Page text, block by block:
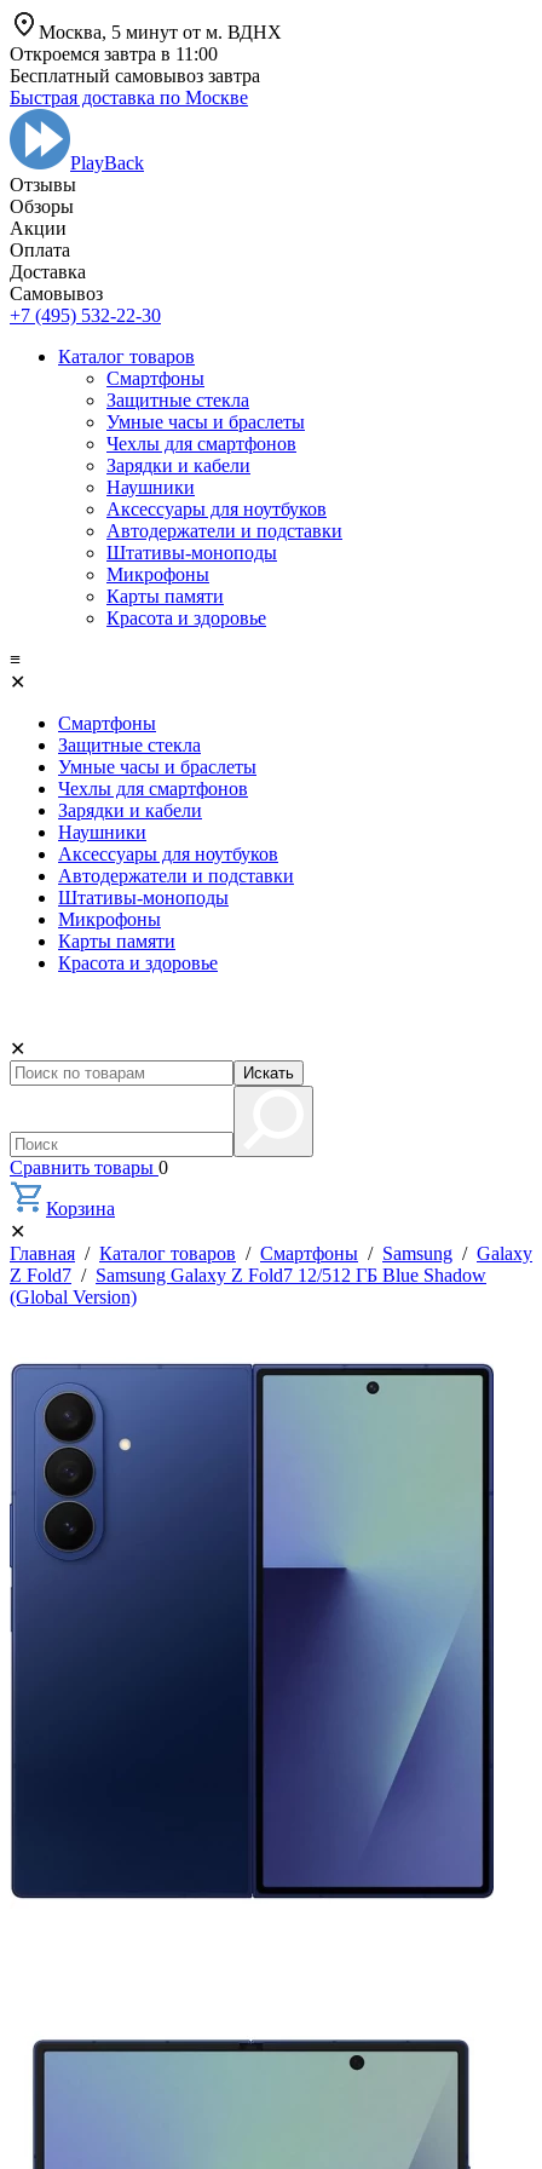
Москва, 5 минут от м. ВДНХ
Откроемся завтра в 11:00
Бесплатный самовывоз завтра
Быстрая доставка по Москве
PlayBack
Отзывы
Обзоры
Aкции
Оплата
Доставка
Самовывоз
+7 (495) 532-22-30
Каталог товаров
Смартфоны
Защитные стекла
Умные часы и браслеты
Чехлы для смартфонов
Зарядки и кабели
Наушники
Аксессуары для ноутбуков
Автодержатели и подставки
Штативы-моноподы
Микрофоны
Карты памяти
Красота и здоровье
≡
✕
Смартфоны
Защитные стекла
Умные часы и браслеты
Чехлы для смартфонов
Зарядки и кабели
Наушники
Аксессуары для ноутбуков
Автодержатели и подставки
Штативы-моноподы
Микрофоны
Карты памяти
Красота и здоровье
✕
Искать
Сравнить товары 0
Корзина
✕
Главная / Каталог товаров / Смартфоны / Samsung / Galaxy
Z Fold7 / Samsung Galaxy Z Fold7 12/512 ГБ Blue Shadow
(Global Version)